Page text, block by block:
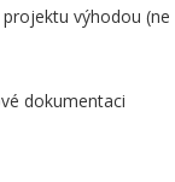
výhodou (ne
dokumentaci